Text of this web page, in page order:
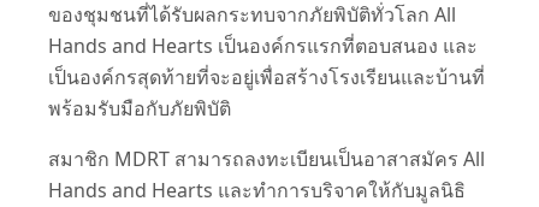
ของชุมชนที่ได้รับผลกระทบจากภัยพิบัติทั่วโลก All
Hands and Hearts เป็นองค์กรแรกที่ตอบสนอง และ
เป็นองค์กรสุดท้ายที่จะอยู่เพื่อสร้างโรงเรียนและบ้านที่
พร้อมรับมือกับภัยพิบัติ
สมาชิก MDRT สามารถลงทะเบียนเป็นอาสาสมัคร All
Hands and Hearts และทำการบริจาคให้กับมูลนิธิ